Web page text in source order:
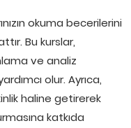
okuma becerilerini
Bu kurslar,
ve analiz
olur. Ayrıca,
haline getirerek
katkıda